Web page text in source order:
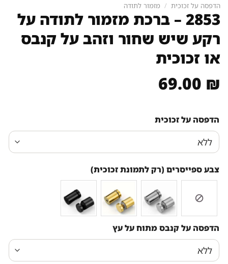
הדפסה על זכוכית / מזמור לתודה
2853 – ברכת מזמור לתודה על
רקע שיש שחור וזהב על קנבס
או זכוכית
69.00 ₪
הדפסה על זכוכית
צבע ספייסרים (רק לתמונת זכוכית)
הדפסה על קנבס מתוח על עץ